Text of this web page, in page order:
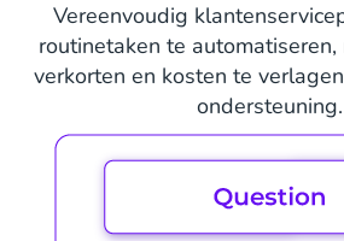
Vereenvoudig
routinetaken te
verkorten en kosten te
ondersteuning.